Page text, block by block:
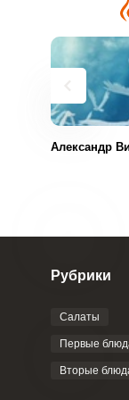
Александр
Рубрики
Салаты
Первые
Вторые